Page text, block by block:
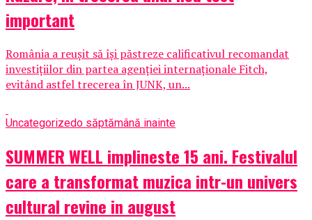
important
România a reușit să își păstreze calificativul recomandat
investițiilor din partea agenției internaționale Fitch,
evitând astfel trecerea în JUNK, un...
Uncategorizedo săptămână inainte
SUMMER WELL implineste 15 ani. Festivalul
care a transformat muzica intr-un univers
cultural revine in august